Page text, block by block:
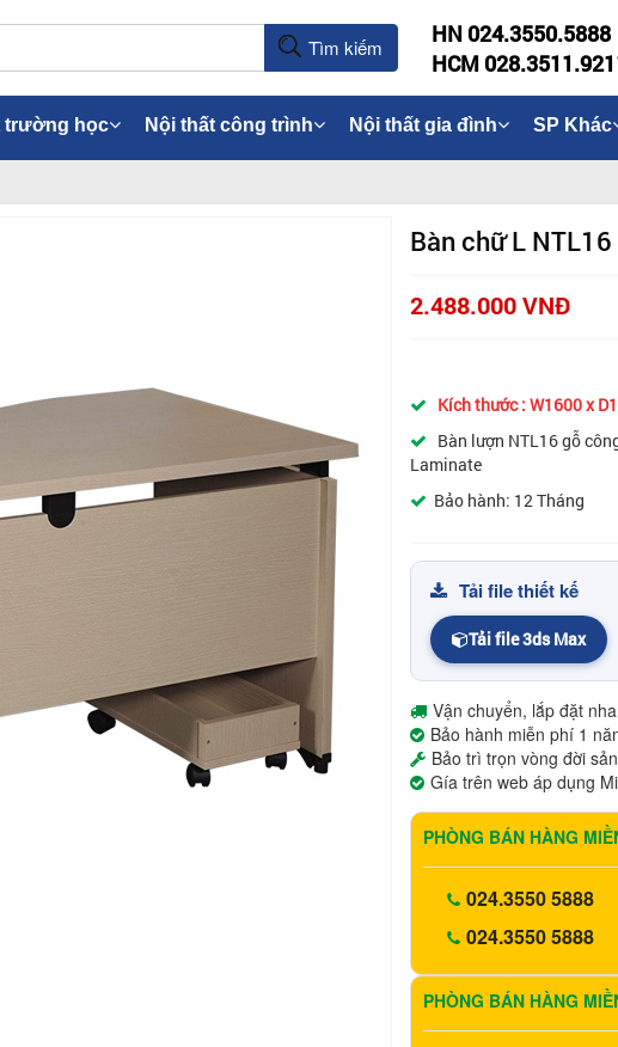
Tìm kiếm
HN 024.3550.5888
HCM
trường học Nội thất công trình Nội thất gia đình SP Khác
Bàn chữ L NTL16
2.488.000 VNĐ
Kích thước : W1600 x
Bàn lượn NTL16 gỗ
Laminate
Bảo hành: 12 Tháng
Tải file thiết kế
Tải file 3ds Max
Vận chuyển, lắp đặt
Bảo hành miễn phí 1
Bảo trì trọn vòng đời
Gía trên web áp dụng
PHÒNG BÁN HÀNG
024.3550 5888
024.3550 5888
PHÒNG BÁN HÀNG